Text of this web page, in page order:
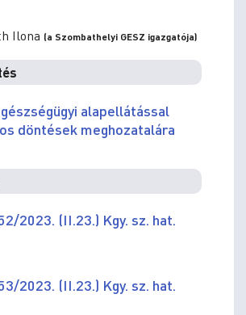
Ilona (a Szombathelyi GESZ igazgatója)
alapellátással
döntések meghozatalára
2023. (II.23.) Kgy. sz. hat.
2023. (II.23.) Kgy. sz. hat.